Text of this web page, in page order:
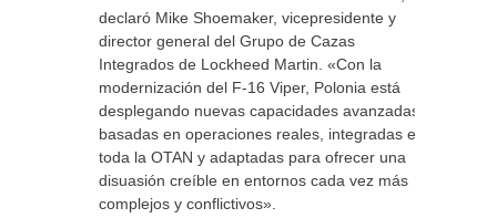
declaró Mike Shoemaker, vicepresidente y
director general del Grupo de Cazas
Integrados de Lockheed Martin. «Con la
modernización del F-16 Viper, Polonia está
desplegando nuevas capacidades avanzadas
basadas en operaciones reales, integradas en
toda la OTAN y adaptadas para ofrecer una
disuasión creíble en entornos cada vez más
complejos y conflictivos».